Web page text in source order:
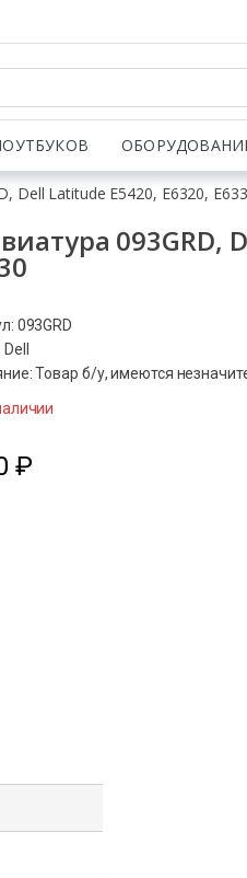
Dell Latitude E5420, E6320,
093GRD,
093GRD
Товар б/у, имеются
₽